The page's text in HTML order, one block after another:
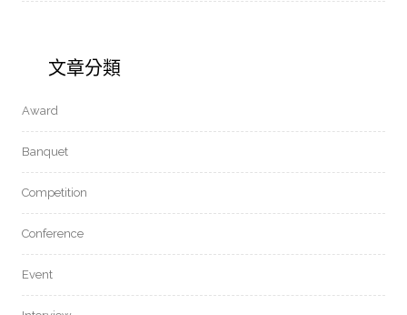
文章分類
Award
Banquet
Competition
Conference
Event